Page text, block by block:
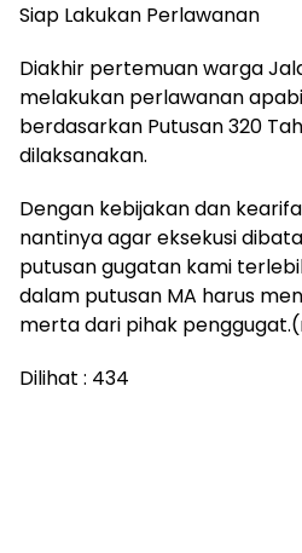
Siap Lakukan Perlawanan
Diakhir pertemuan warga
melakukan perlawanan
berdasarkan Putusan 320
dilaksanakan.
Dengan kebijakan dan
nantinya agar eksekusi
putusan gugatan kami
dalam putusan MA harus
merta dari pihak
Dilihat : 434